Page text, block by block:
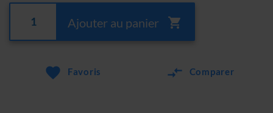
Ajouter au panier
Favoris Comparer